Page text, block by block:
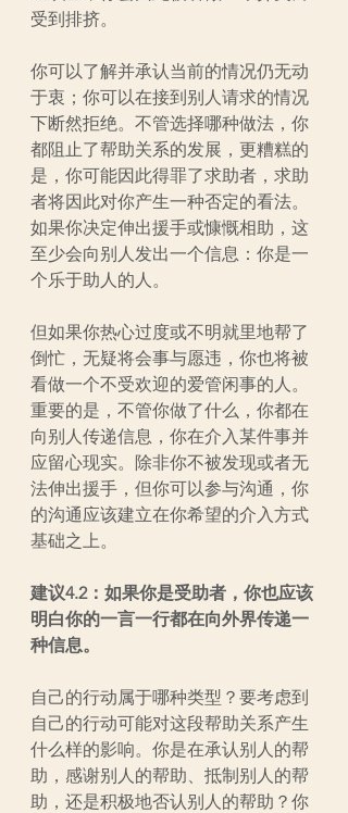
受到排挤。
你可以了解并承认当前的情况仍无动
于衷；你可以在接到别人请求的情况
下断然拒绝。不管选择哪种做法，你
都阻止了帮助关系的发展，更糟糕的
是，你可能因此得罪了求助者，求助
者将因此对你产生一种否定的看法。
如果你决定伸出援手或慷慨相助，这
至少会向别人发出一个信息：你是一
个乐于助人的人。
但如果你热心过度或不明就里地帮了
倒忙，无疑将会事与愿违，你也将被
看做一个不受欢迎的爱管闲事的人。
重要的是，不管你做了什么，你都在
向别人传递信息，你在介入某件事并
应留心现实。除非你不被发现或者无
法伸出援手，但你可以参与沟通，你
的沟通应该建立在你希望的介入方式
基础之上。
建议4.2：如果你是受助者，你也应该
明白你的一言一行都在向外界传递一
种信息。
自己的行动属于哪种类型？要考虑到
自己的行动可能对这段帮助关系产生
什么样的影响。你是在承认别人的帮
助，感谢别人的帮助、抵制别人的帮
助，还是积极地否认别人的帮助？你